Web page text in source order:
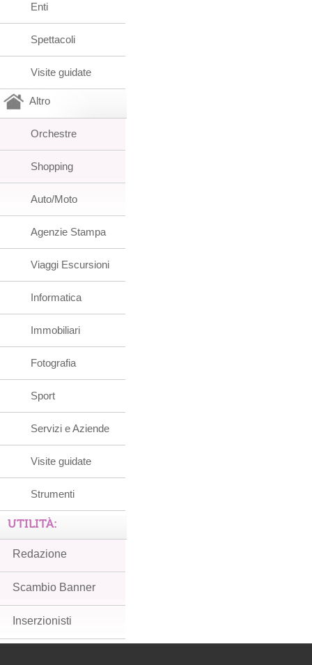
Enti
Spettacoli
Visite guidate
Altro
Orchestre
Shopping
Auto/Moto
Agenzie Stampa
Viaggi Escursioni
Informatica
Immobiliari
Fotografia
Sport
Servizi e Aziende
Visite guidate
Strumenti
UTILITÀ:
Redazione
Scambio Banner
Inserzionisti